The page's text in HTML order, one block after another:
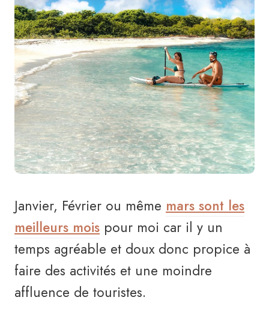
Janvier, Février ou même mars sont les
meilleurs mois pour moi car il y un
temps agréable et doux donc propice à
faire des activités et une moindre
affluence de touristes.